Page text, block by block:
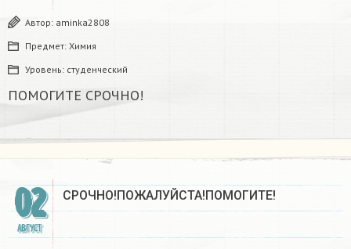
Автор: aminka2808
Предмет: Химия
Уровень: студенческий
ПОМОГИТЕ СРОЧНО!
02
АВГУСТ
СРОЧНО!ПОЖАЛУЙСТА!ПОМОГИТЕ!